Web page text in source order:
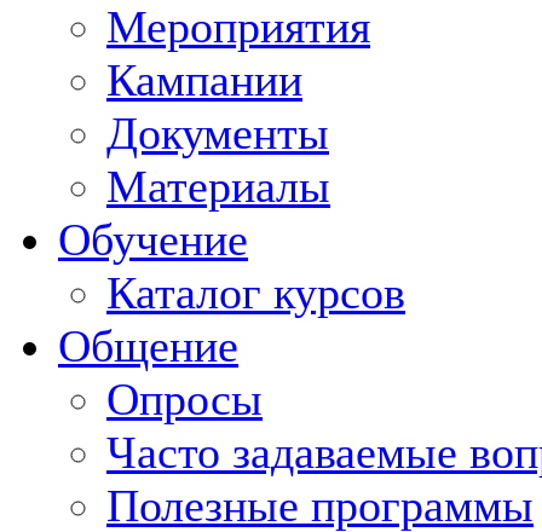
Мероприятия
Кампании
Документы
Материалы
Обучение
Каталог курсов
Общение
Опросы
Часто задаваемые
Полезные программы